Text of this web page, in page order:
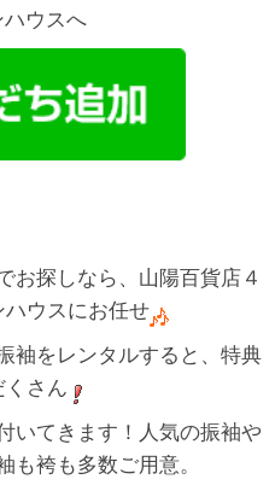
ハウスへ
お探しなら、山陽百貨店４
ウスにお任せ
袖をレンタルすると、特典
くさん
いてきます！人気の振袖や
も袴も多数ご用意。